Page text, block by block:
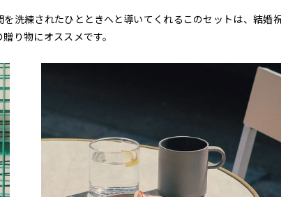
洗練されたひとときへと導いてくれるこのセットは、結婚
り物にオススメです。